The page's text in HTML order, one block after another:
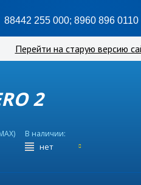
88442 255 000; 8960 896 0110
Перейти на старую версию
2
В наличии:
нет